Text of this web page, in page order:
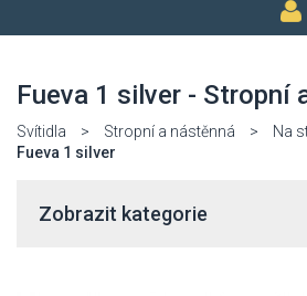
Fueva 1 silver - Stropní
Svítidla > Stropní a nástěnná > Na
Fueva 1 silver
Zobrazit kategorie